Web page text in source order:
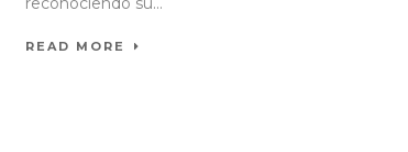
READ MORE